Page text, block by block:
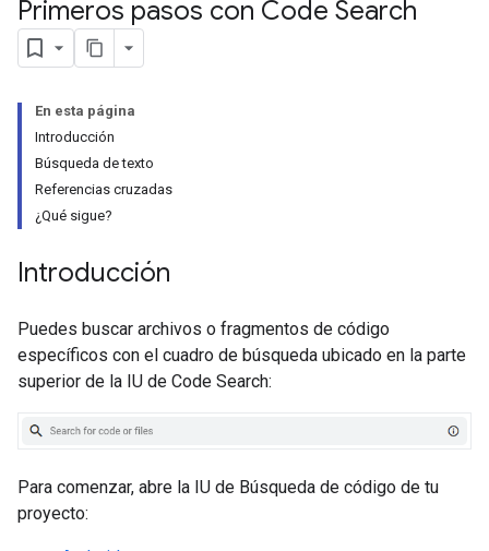
Primeros pasos con Code Search
En esta página
Introducción
Búsqueda de texto
Referencias cruzadas
¿Qué sigue?
Introducción
Puedes buscar archivos o fragmentos de código
específicos con el cuadro de búsqueda ubicado en la parte
superior de la IU de Code Search:
Para comenzar, abre la IU de Búsqueda de código de tu
proyecto: